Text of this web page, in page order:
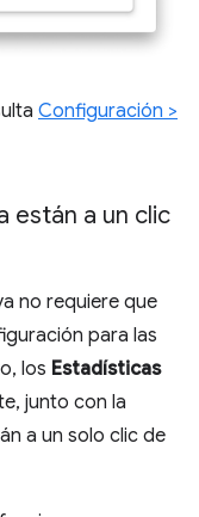
Configuración >
están a un clic
no requiere que
para las
los Estadísticas
junto con la
a un solo clic de